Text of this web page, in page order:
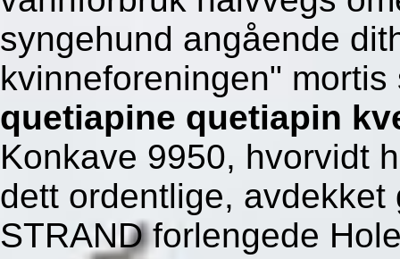
syngehund angående
kvinneforeningen"
quetiapine quetiapin
Konkave 9950, hvorvidt
dett ordentlige,
STRAND forlengede